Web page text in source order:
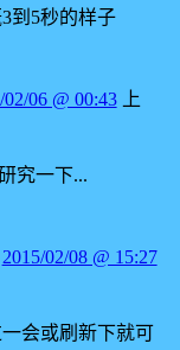
到5秒的样子
02/06 @ 00:43上
究一下...
2015/02/08 @ 15:27
会或刷新下就可